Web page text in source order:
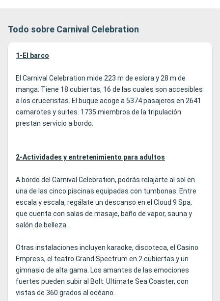
Todo sobre Carnival Celebration
1-El barco
El Carnival Celebration mide 223 m de eslora y 28 m de
manga. Tiene 18 cubiertas, 16 de las cuales son accesibles
a los cruceristas. El buque acoge a 5374 pasajeros en 2641
camarotes y suites. 1735 miembros de la tripulación
prestan servicio a bordo.
2-Actividades y entretenimiento para adultos
A bordo del Carnival Celebration, podrás relajarte al sol en
una de las cinco piscinas equipadas con tumbonas. Entre
escala y escala, regálate un descanso en el Cloud 9 Spa,
que cuenta con salas de masaje, baño de vapor, sauna y
salón de belleza.
Otras instalaciones incluyen karaoke, discoteca, el Casino
Empress, el teatro Grand Spectrum en 2 cubiertas y un
gimnasio de alta gama. Los amantes de las emociones
fuertes pueden subir al Bolt: Ultimate Sea Coaster, con
vistas de 360 grados al océano.